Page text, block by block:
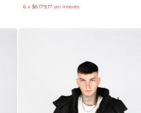
6 x $8.179,17 sin interés